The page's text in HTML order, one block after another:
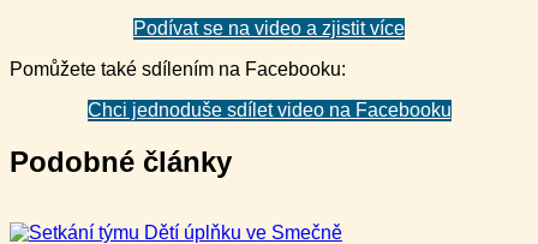
Podívat se na video a zjistit více
Pomůžete také sdílením na Facebooku:
Chci jednoduše sdílet video na Facebooku
Podobné články